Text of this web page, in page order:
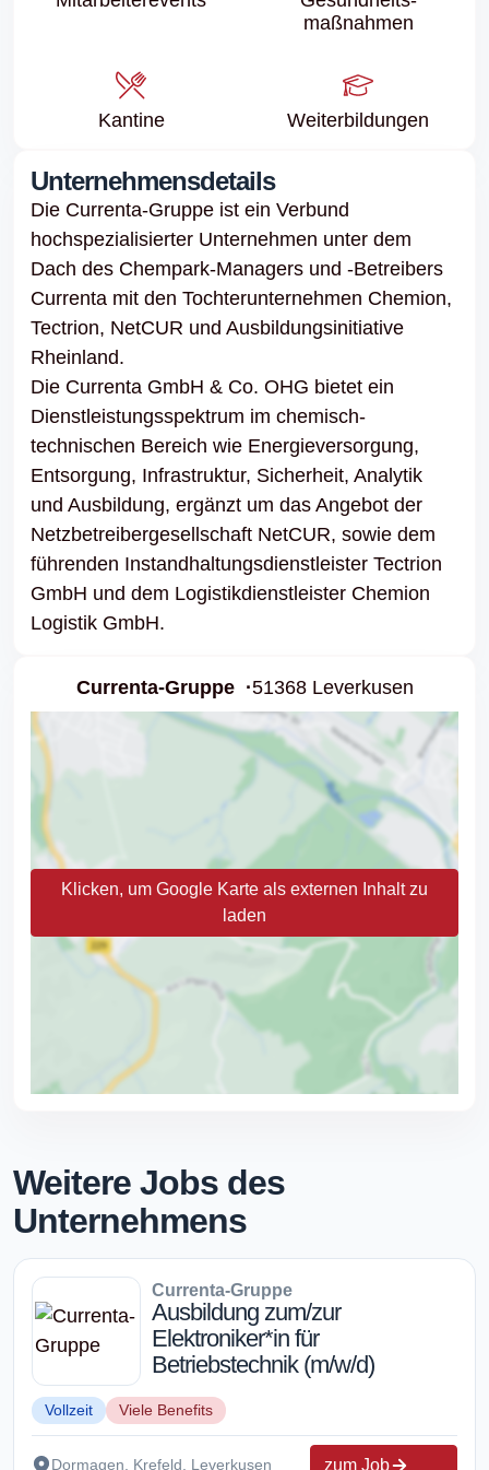
maßnahmen
Kantine Weiter­bildungen
Unternehmensdetails
Die Currenta-Gruppe ist ein Verbund
hochspezialisierter Unternehmen unter dem
Dach des Chempark-Managers und -Betreibers
Currenta mit den Tochterunternehmen Chemion,
Tectrion, NetCUR und Ausbildungsinitiative
Rheinland.
Die Currenta GmbH & Co. OHG bietet ein
Dienstleistungsspektrum im chemisch-
technischen Bereich wie Energieversorgung,
Entsorgung, Infrastruktur, Sicherheit, Analytik
und Ausbildung, ergänzt um das Angebot der
Netzbetreibergesellschaft NetCUR, sowie dem
führenden Instandhaltungsdienstleister Tectrion
GmbH und dem Logistikdienstleister Chemion
Logistik GmbH.
Currenta-Gruppe 51368 Leverkusen
Klicken, um Google Karte als externen Inhalt zu
laden
Weitere Jobs des
Unternehmens
Currenta-Gruppe
Ausbildung zum/zur
Elektroniker*in für
Betriebstechnik (m/w/d)
Vollzeit Viele Benefits
Dormagen, Krefeld, Leverkusen zum Job